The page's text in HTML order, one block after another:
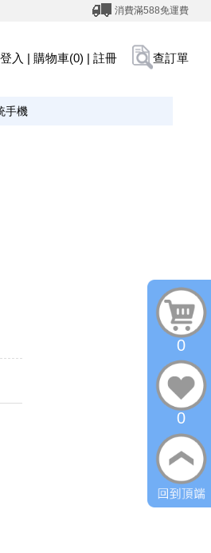
消費滿588免運費
入 | 購物車(0) | 註冊 查訂單
手機
0
0